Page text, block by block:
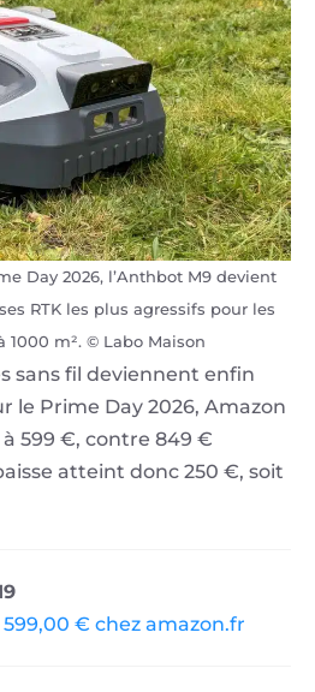
Day 2026, l’Anthbot M9 devient
RTK les plus agressifs pour les
1000 m². © Labo Maison
sans fil deviennent enfin
le Prime Day 2026, Amazon
599 €, contre 849 €
atteint donc 250 €, soit
€ chez amazon.fr